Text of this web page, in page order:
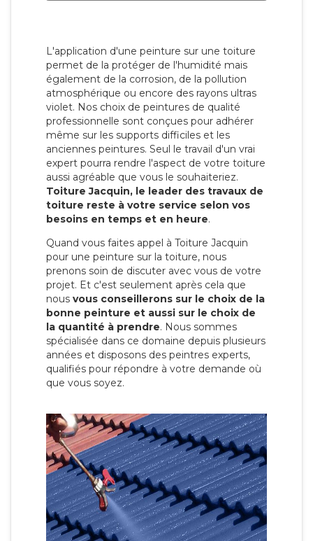
L'application d'une peinture sur une toiture
permet de la protéger de l'humidité mais
également de la corrosion, de la pollution
atmosphérique ou encore des rayons ultras
violet. Nos choix de peintures de qualité
professionnelle sont conçues pour adhérer
même sur les supports difficiles et les
anciennes peintures. Seul le travail d'un vrai
expert pourra rendre l'aspect de votre toiture
aussi agréable que vous le souhaiteriez.
Toiture Jacquin, le leader des travaux de
toiture reste à votre service selon vos
besoins en temps et en heure.
Quand vous faites appel à Toiture Jacquin
pour une peinture sur la toiture, nous
prenons soin de discuter avec vous de votre
projet. Et c'est seulement après cela que
nous vous conseillerons sur le choix de la
bonne peinture et aussi sur le choix de
la quantité à prendre. Nous sommes
spécialisée dans ce domaine depuis plusieurs
années et disposons des peintres experts,
qualifiés pour répondre à votre demande où
que vous soyez.